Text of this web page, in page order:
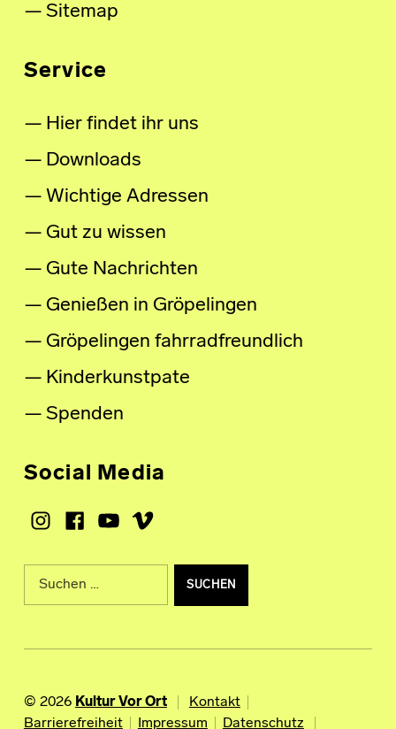
Sitemap
Service
Hier findet ihr uns
Downloads
Wichtige Adressen
Gut zu wissen
Gute Nachrichten
Genießen in Gröpelingen
Gröpelingen fahrradfreundlich
Kinderkunstpate
Spenden
Social Media
Instagram
Facebook
Youtube
Vimeo
Suche nach:
© 2026 Kultur Vor Ort
Kontakt
Barrierefreiheit
Impressum Datenschutz